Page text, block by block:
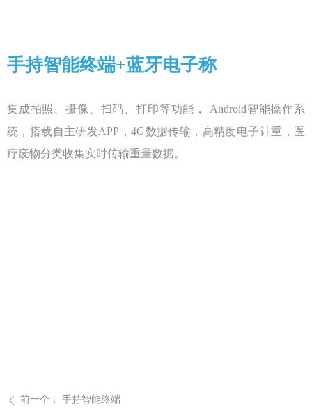
手持智能终端+蓝牙电子称
集成拍照、摄像、扫码、打印等功能， Android智能操作系
统，搭载自主研发APP，4G数据传输，高精度电子计重，医
疗废物分类收集实时传输重量数据。
ꄴ 前一个： 手持智能终端